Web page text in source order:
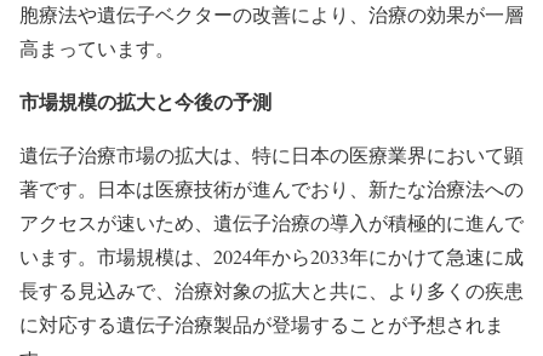
胞療法や遺伝子ベクターの改善により、治療の効果が一層
高まっています。
市場規模の拡大と今後の予測
遺伝子治療市場の拡大は、特に日本の医療業界において顕
著です。日本は医療技術が進んでおり、新たな治療法への
アクセスが速いため、遺伝子治療の導入が積極的に進んで
います。市場規模は、2024年から2033年にかけて急速に成
長する見込みで、治療対象の拡大と共に、より多くの疾患
に対応する遺伝子治療製品が登場することが予想されま